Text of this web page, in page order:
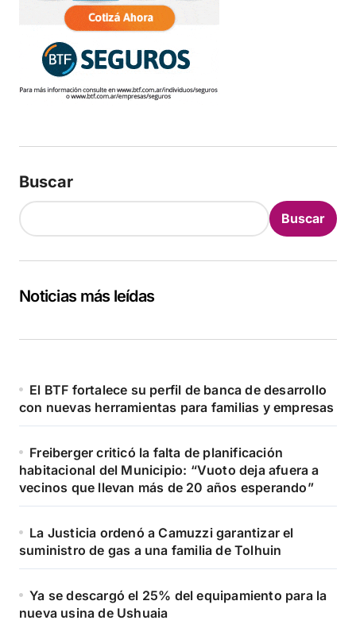
Buscar
Buscar
Noticias más leídas
El BTF fortalece su perfil de banca de desarrollo
con nuevas herramientas para familias y empresas
Freiberger criticó la falta de planificación
habitacional del Municipio: “Vuoto deja afuera a
vecinos que llevan más de 20 años esperando”
La Justicia ordenó a Camuzzi garantizar el
suministro de gas a una familia de Tolhuin
Ya se descargó el 25% del equipamiento para la
nueva usina de Ushuaia